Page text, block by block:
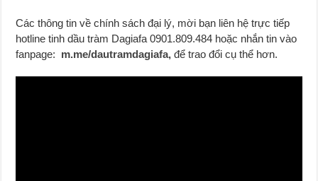
Các thông tin về chính sách đại lý, mời bạn liên hệ trực tiếp
hotline tinh dầu tràm Dagiafa 0901.809.484 hoặc nhắn tin vào
fanpage: m.me/dautramdagiafa,để trao đổi cụ thể hơn.